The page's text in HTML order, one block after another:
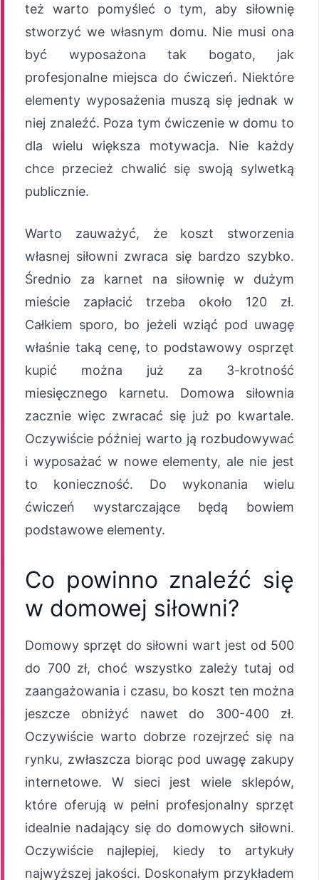
też warto pomyśleć o tym, aby siłownię
stworzyć we własnym domu. Nie musi ona
być wyposażona tak bogato, jak
profesjonalne miejsca do ćwiczeń. Niektóre
elementy wyposażenia muszą się jednak w
niej znaleźć. Poza tym ćwiczenie w domu to
dla wielu większa motywacja. Nie każdy
chce przecież chwalić się swoją sylwetką
publicznie.
Warto zauważyć, że koszt stworzenia
własnej siłowni zwraca się bardzo szybko.
Średnio za karnet na siłownię w dużym
mieście zapłacić trzeba około 120 zł.
Całkiem sporo, bo jeżeli wziąć pod uwagę
właśnie taką cenę, to podstawowy osprzęt
kupić można już za 3-krotność
miesięcznego karnetu. Domowa siłownia
zacznie więc zwracać się już po kwartale.
Oczywiście później warto ją rozbudowywać
i wyposażać w nowe elementy, ale nie jest
to konieczność. Do wykonania wielu
ćwiczeń wystarczające będą bowiem
podstawowe elementy.
Co powinno znaleźć się
w domowej siłowni?
Domowy sprzęt do siłowni wart jest od 500
do 700 zł, choć wszystko zależy tutaj od
zaangażowania i czasu, bo koszt ten można
jeszcze obniżyć nawet do 300-400 zł.
Oczywiście warto dobrze rozejrzeć się na
rynku, zwłaszcza biorąc pod uwagę zakupy
internetowe. W sieci jest wiele sklepów,
które oferują w pełni profesjonalny sprzęt
idealnie nadający się do domowych siłowni.
Oczywiście najlepiej, kiedy to artykuły
najwyższej jakości. Doskonałym przykładem